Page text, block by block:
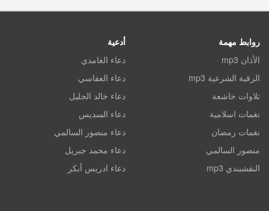
روابط مهمة
الأذان mp3
الرقية الشرعية mp3
تلاوات خاشعة
نغمات اسلامية
نغمات رمضان
منصور السالمي
النقشبندي mp3
أدعية
دعاء الغامدي
دعاء العفاسي
دعاء خالد الجليل
دعاء السديس
دعاء منصور السالمي
دعاء محمد جبريل
دعاء ادريس أبكر